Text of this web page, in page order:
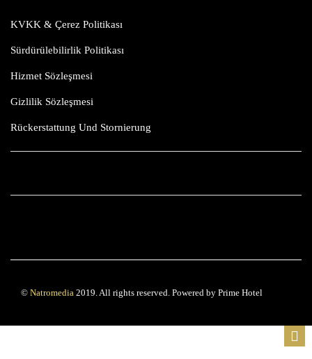
KVKK & Çerez Politikası
Sürdürülebilirlik Politikası
Hizmet Sözleşmesi
Gizlilik Sözleşmesi
Rückerstattung Und Stornierung
© Natromedia 2019. All rights reserved. Powered by Prime Hotel